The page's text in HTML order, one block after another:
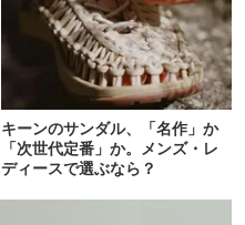
キーンのサンダル、「名作」か
「次世代定番」か。メンズ・レ
ディースで選ぶなら？